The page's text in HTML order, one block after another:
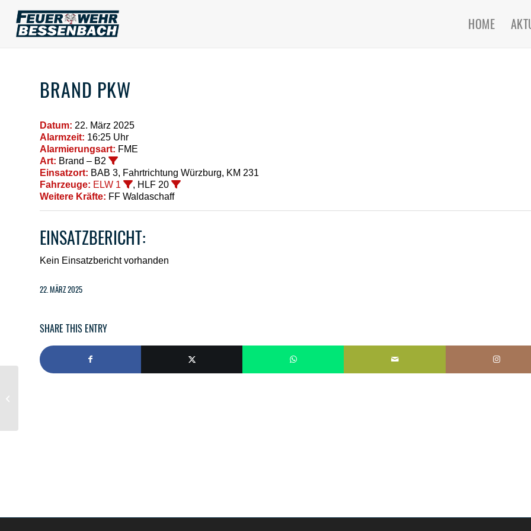
HOME
BRAND PKW
Datum: 22. März 2025
Alarmzeit: 16:25 Uhr
Alarmierungsart: FME
Art: Brand – B2
Einsatzort: BAB 3, Fahrtrichtung Würzburg, KM 231
Fahrzeuge: ELW 1
, HLF 20
Weitere Kräfte: FF Waldaschaff
EINSATZBERICHT:
Kein Einsatzbericht vorhanden
22. MÄRZ 2025
SHARE THIS ENTRY